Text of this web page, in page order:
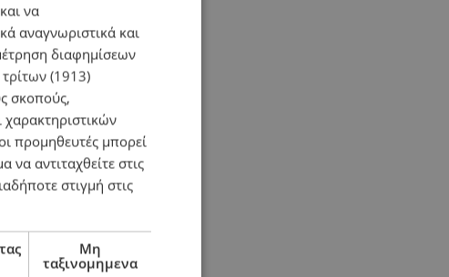
να
αναγνωριστικά και
διαφημίσεων
(1913)
σκοπούς,
προμηθευτές μπορεί
να αντιταχθείτε στις
στιγμή στις
Μη
ταξινομημενα